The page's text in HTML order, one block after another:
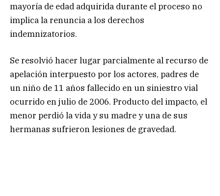
mayoría de edad adquirida durante el proceso no
implica la renuncia a los derechos
indemnizatorios.
Se resolvió hacer lugar parcialmente al recurso de
apelación interpuesto por los actores, padres de
un niño de 11 años fallecido en un siniestro vial
ocurrido en julio de 2006. Producto del impacto, el
menor perdió la vida y su madre y una de sus
hermanas sufrieron lesiones de gravedad.